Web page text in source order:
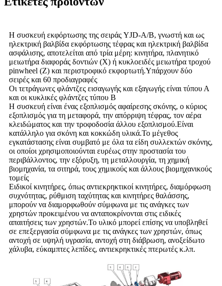
Η συσκευή εκφόρτωσης της σειράς YJD-A/B, γνωστή και ως
ηλεκτρική βαλβίδα εκφόρτωσης τέφρας και ηλεκτρική βαλβίδα
ασφάλισης, αποτελείται από τρία μέρη: κινητήρα, πλανητικό
μειωτήρα διαφοράς δοντιών (X) ή κυκλοειδές μειωτήρα τροχού
pinwheel (Z) και περιστροφικό εκφορτωτή.Υπάρχουν δύο
σειρές και 60 προδιαγραφές
Οι τετράγωνες φλάντζες εισαγωγής και εξαγωγής είναι τύπου Α
και οι κυκλικές φλάντζες τύπου Β
Η συσκευή είναι ένας εξοπλισμός αφαίρεσης σκόνης, ο κύριος
εξοπλισμός για τη μεταφορά, την απόρριψη τέφρας, τον αέρα
κλειδώματος και την τροφοδοσία άλλου εξοπλισμού.Είναι
κατάλληλο για σκόνη και κοκκώδη υλικά.Το μέγεθος
εγκατάστασης είναι συμβατό με όλα τα είδη συλλεκτών σκόνης,
οι οποίοι χρησιμοποιούνται ευρέως στην προστασία του
περιβάλλοντος, την εξόρυξη, τη μεταλλουργία, τη χημική
βιομηχανία, τα σιτηρά, τους χημικούς και άλλους βιομηχανικούς
τομείς
Ειδικοί κινητήρες, όπως αντιεκρηκτικοί κινητήρες, διαμόρφωση
συχνότητας, ρύθμιση ταχύτητας και κινητήρες θαλάσσης,
μπορούν να διαμορφωθούν σύμφωνα με τις ανάγκες των
χρηστών προκειμένου να ανταποκρίνονται στις ειδικές
απαιτήσεις των χρηστών.Το υλικό μπορεί επίσης να υποβληθεί
σε επεξεργασία σύμφωνα με τις ανάγκες των χρηστών, όπως
αντοχή σε υψηλή υγρασία, αντοχή στη διάβρωση, ανοξείδωτο
χάλυβα, εύκαμπτες λεπίδες, αντιεκρηκτικές πτερωτές κ.λπ.